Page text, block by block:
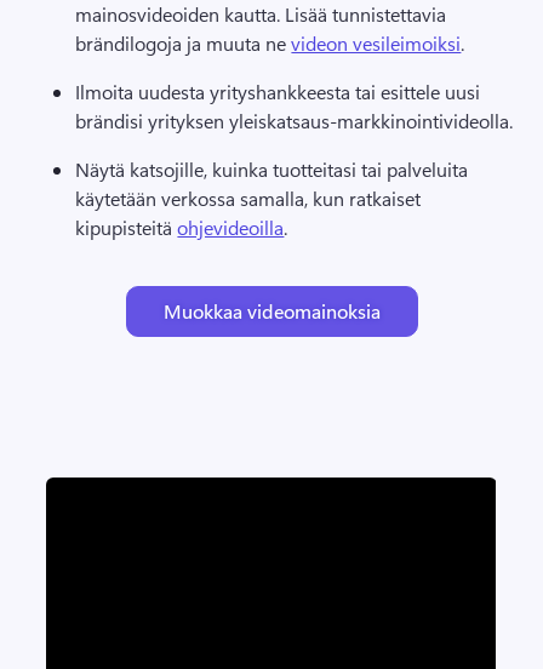
mainosvideoiden kautta. Lisää tunnistettavia
brändilogoja ja muuta ne videon vesileimoiksi.
Ilmoita uudesta yrityshankkeesta tai esittele uusi
Näytä katsojille, kuinka tuotteitasi tai palveluita
käytetään verkossa samalla, kun ratkaiset
kipupisteitä ohjevideoilla.
Muokkaa videomainoksia